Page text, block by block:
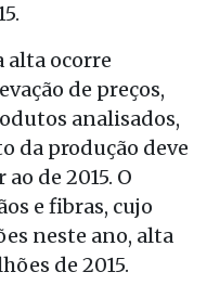
alta ocorre
de preços,
analisados,
da produção deve
de 2015. O
e fibras, cujo
neste ano, alta
de 2015.